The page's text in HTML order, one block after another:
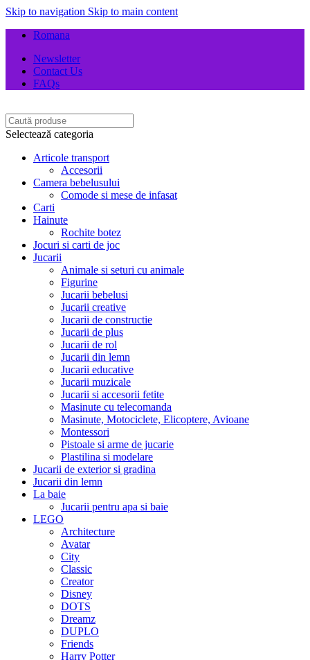
Skip to navigation Skip to main content
Romana
Newsletter
Contact Us
FAQs
Selectează categoria
Articole transport
Accesorii
Camera bebelusului
Comode si mese de infasat
Carti
Hainute
Rochite botez
Jocuri si carti de joc
Jucarii
Animale si seturi cu animale
Figurine
Jucarii bebelusi
Jucarii creative
Jucarii de constructie
Jucarii de plus
Jucarii de rol
Jucarii din lemn
Jucarii educative
Jucarii muzicale
Jucarii si accesorii fetite
Masinute cu telecomanda
Masinute, Motociclete, Elicoptere, Avioane
Montessori
Pistoale si arme de jucarie
Plastilina si modelare
Jucarii de exterior si gradina
Jucarii din lemn
La baie
Jucarii pentru apa si baie
LEGO
Architecture
Avatar
City
Classic
Creator
Disney
DOTS
Dreamz
DUPLO
Friends
Harry Potter